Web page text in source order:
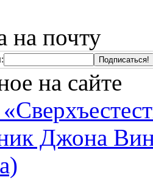
на почту
на сайте
Джона